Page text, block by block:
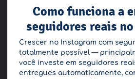
Como funciona a
seguidores reais
Crescer no Instagram com
totalmente possível —
você investe em seguidores
entregues automaticamente,